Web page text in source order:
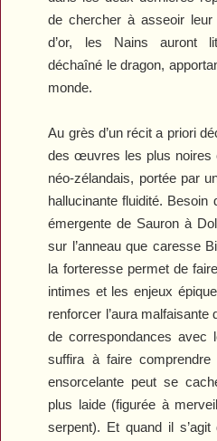
de chercher à asseoir
d’or, les Nains auront
déchaîné le dragon,
monde.
Au grès d’un récit a priori
des œuvres les plus noires
néo-zélandais, portée par
hallucinante fluidité. Besoin
émergente de Sauron à
sur l’anneau que caresse
la forteresse permet de
intimes et les enjeux
renforcer l’aura malfaisante
de correspondances avec
suffira à faire
ensorcelante peut se
plus laide (figurée à
serpent). Et quand il